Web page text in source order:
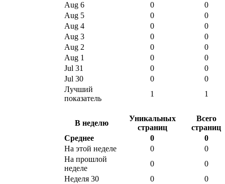
Aug 6
0
0
Aug 5
0
0
Aug 4
0
0
Aug 3
0
0
Aug 2
0
0
Aug 1
0
0
Jul 31
0
0
Jul 30
0
0
Лучший
показатель
1 1
В неделю
Уникальных
страниц
Всего
страниц
Среднее
0
0
На этой неделе
0
0
На прошлой
неделе
0
0
Неделя 30
0
0